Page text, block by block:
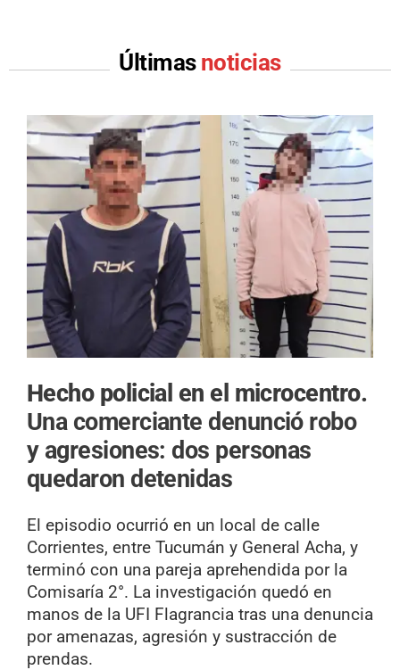
Últimas noticias
Hecho policial en el microcentro.
Una comerciante denunció robo
y agresiones: dos personas
quedaron detenidas
El episodio ocurrió en un local de calle
Corrientes, entre Tucumán y General Acha, y
terminó con una pareja aprehendida por la
Comisaría 2°. La investigación quedó en
manos de la UFI Flagrancia tras una denuncia
por amenazas, agresión y sustracción de
prendas.